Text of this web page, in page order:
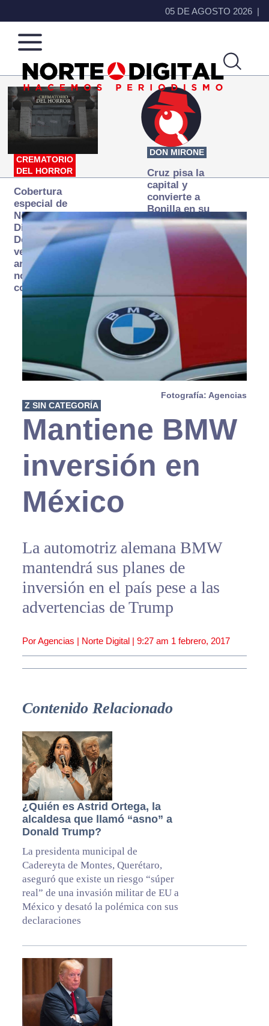
05 DE AGOSTO 2026
Norte
de
Ciudad
Más
que
noticias,
hacemos periodismo
CREMATORIO
DEL HORROR
Cobertura
especial de
Norte
Digital:
Donde la
verdad
arde… pero
no se
consume
DON MIRONE
Cruz pisa la
capital y
convierte a
Bonilla en su
primer blanco
Fotografía: Agencias
Z SIN CATEGORÍA
Mantiene BMW
inversión en
México
La automotriz alemana BMW
mantendrá sus planes de
inversión en el país pese a las
advertencias de Trump
Por Agencias | Norte Digital | 9:27 am 1 febrero, 2017
Contenido Relacionado
¿Quién es Astrid Ortega, la
alcaldesa que llamó “asno” a
Donald Trump?
La presidenta municipal de
Cadereyta de Montes, Querétaro,
aseguró que existe un riesgo “súper
real” de una invasión militar de EU a
México y desató la polémica con sus
declaraciones